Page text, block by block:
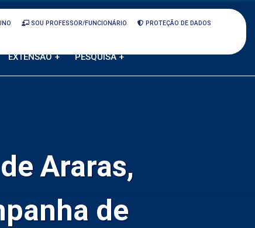
SOU PROFESSOR/FUNCIONÁRIO PROTEÇÃO DE DADOS
EXTENSÃO + PESQUISA +
Araras,
de